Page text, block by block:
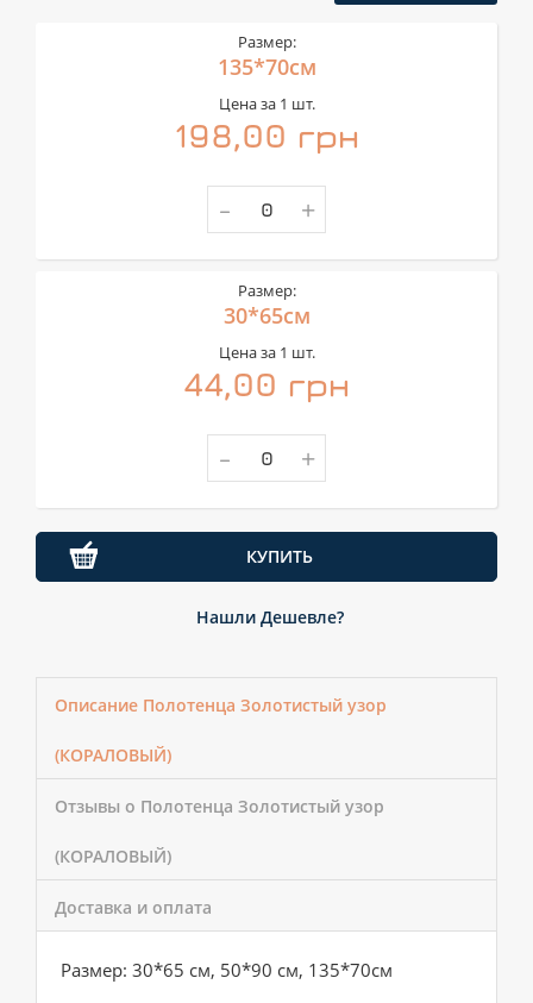
Размер:
135*70см
Цена за 1 шт.
198,00 грн
- +
Размер:
30*65см
Цена за 1 шт.
44,00 грн
- +
КУПИТЬ
Нашли Дешевле?
Описание Полотенца Золотистый узор
(КОРАЛОВЫЙ)
Отзывы о Полотенца Золотистый узор
(КОРАЛОВЫЙ)
Доставка и оплата
Размер: 30*65 см, 50*90 см, 135*70см